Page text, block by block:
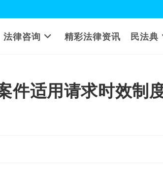
法律咨询 精彩法律资讯 民法典
件适用请求时效制